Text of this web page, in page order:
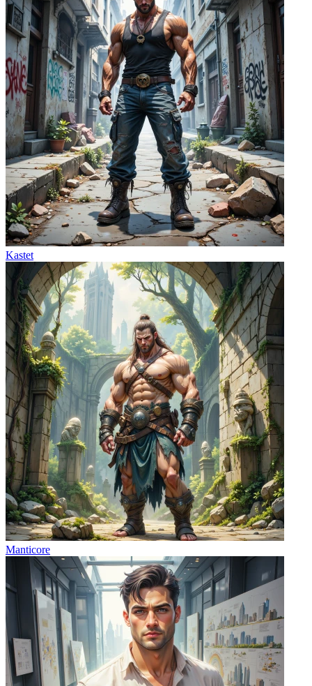
Kastet
Manticore